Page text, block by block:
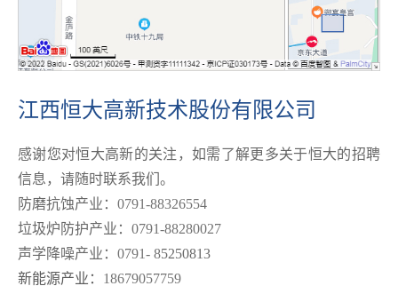
江西恒大高新技术股份有限公司
感谢您对恒大高新的关注，如需了解更多关于恒大的招聘
信息，请随时联系我们。
防磨抗蚀产业： 0791-88326554
垃圾炉防护产业： 0791-88280027
声学降噪产业： 0791- 85250813
新能源产业： 18679057759